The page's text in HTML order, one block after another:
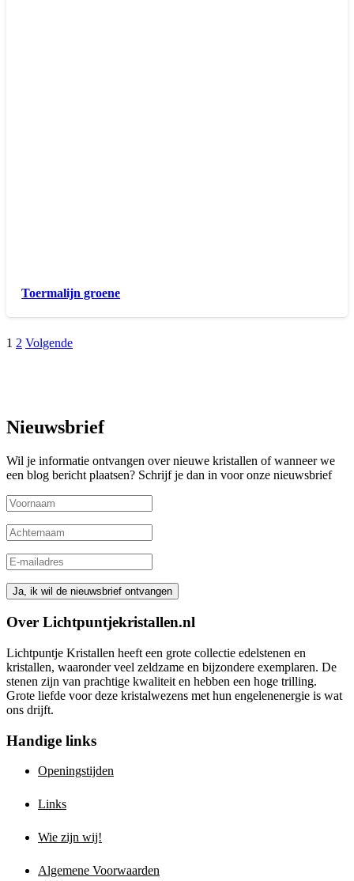
Toermalijn groene
1 2 Volgende
Nieuwsbrief
Wil je informatie ontvangen over nieuwe kristallen of wanneer we
een blog bericht plaatsen? Schrijf je dan in voor onze nieuwsbrief
Over Lichtpuntjekristallen.nl
Lichtpuntje Kristallen heeft een grote collectie edelstenen en
kristallen, waaronder veel zeldzame en bijzondere exemplaren. De
stenen zijn van prachtige kwaliteit en hebben een hoge trilling.
Grote liefde voor deze kristalwezens met hun engelenenergie is wat
ons drijft.
Handige links
Openingstijden
Links
Wie zijn wij!
Algemene Voorwaarden